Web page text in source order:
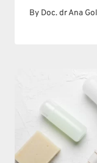
By Doc. dr Ana